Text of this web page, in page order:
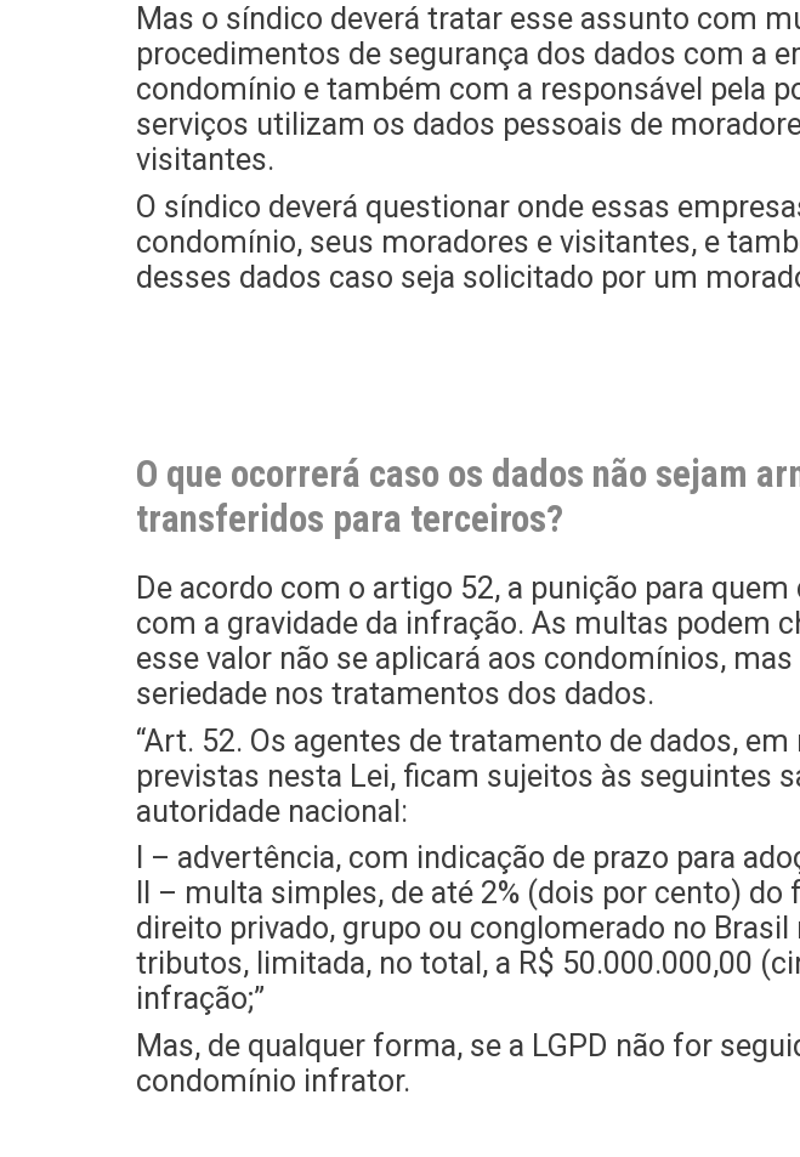
Mas o síndico deverá tratar esse assunto com
procedimentos de segurança dos dados com a
condomínio e também com a responsável pela
serviços utilizam os dados pessoais de
visitantes.
O síndico deverá questionar onde essas
condomínio, seus moradores e visitantes, e
desses dados caso seja solicitado por um
O que ocorrerá caso os dados não sejam
transferidos para terceiros?
De acordo com o artigo 52, a punição para
com a gravidade da infração. As multas podem
esse valor não se aplicará aos condomínios,
seriedade nos tratamentos dos dados.
“Art. 52. Os agentes de tratamento de dados,
previstas nesta Lei, ficam sujeitos às seguintes
autoridade nacional:
I – advertência, com indicação de prazo para
II – multa simples, de até 2% (dois por cento)
direito privado, grupo ou conglomerado no
tributos, limitada, no total, a R$ 50.000.000,00
infração;”
Mas, de qualquer forma, se a LGPD não for
condomínio infrator.